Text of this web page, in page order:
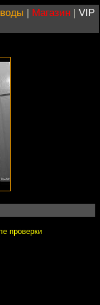
| Магазин | VIP
проверки